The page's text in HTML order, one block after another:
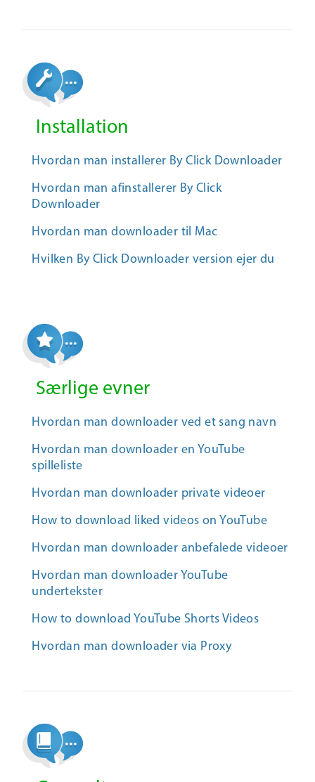
Installation
Hvordan man installerer By Click Downloader
Hvordan man afinstallerer By Click
Downloader
Hvordan man downloader til Mac
Hvilken By Click Downloader version ejer du
Særlige evner
Hvordan man downloader ved et sang navn
Hvordan man downloader en YouTube
spilleliste
Hvordan man downloader private videoer
How to download liked videos on YouTube
Hvordan man downloader anbefalede videoer
Hvordan man downloader YouTube
undertekster
How to download YouTube Shorts Videos
Hvordan man downloader via Proxy